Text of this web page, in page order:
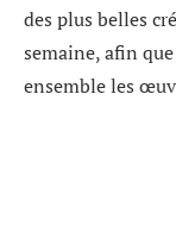
des plus belles
semaine, afin
ensemble les